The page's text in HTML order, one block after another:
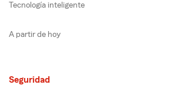
Tecnología inteligente
A partir de hoy
Seguridad